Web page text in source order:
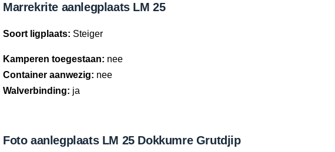
Marrekrite aanlegplaats LM 25
Soort ligplaats: Steiger
Kamperen toegestaan: nee
Container aanwezig: nee
Walverbinding: ja
Foto aanlegplaats LM 25 Dokkumre Grutdjip